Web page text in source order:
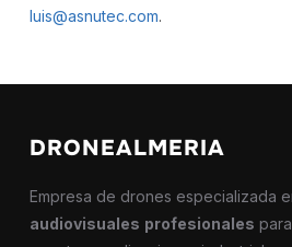
luis@asnutec.com.
DRONEALMERIA
Empresa de drones especializada
audiovisuales profesionales